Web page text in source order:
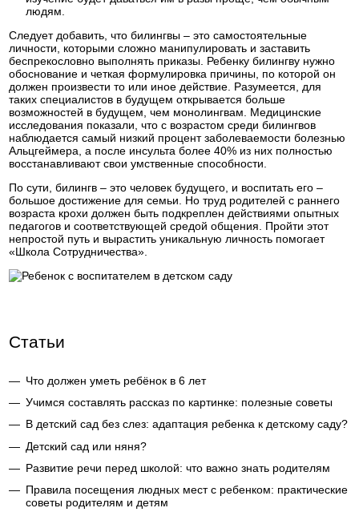
Статьи
Что должен уметь ребёнок в 6 лет
Учимся составлять рассказ по картинке: полезные советы
В детский сад без слез: адаптация ребенка к детскому саду?
Детский сад или няня?
Развитие речи перед школой: что важно знать родителям
Правила посещения людных мест с ребенком: практические
советы родителям и детям
людям.
Следует добавить, что билингвы – это самостоятельные
личности, которыми сложно манипулировать и заставить
беспрекословно выполнять приказы. Ребенку билингву нужно
обоснование и четкая формулировка причины, по которой он
должен произвести то или иное действие. Разумеется, для
таких специалистов в будущем открывается больше
возможностей в будущем, чем монолингвам. Медицинские
исследования показали, что с возрастом среди билингвов
наблюдается самый низкий процент заболеваемости болезнью
Альцгеймера, а после инсульта более 40% из них полностью
восстанавливают свои умственные способности.
По сути, билингв – это человек будущего, и воспитать его –
большое достижение для семьи. Но труд родителей с раннего
возраста крохи должен быть подкреплен действиями опытных
педагогов и соответствующей средой общения. Пройти этот
непростой путь и вырастить уникальную личность помогает
«Школа Сотрудничества».